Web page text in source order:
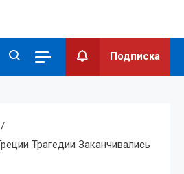
Подписка
Трагедии Заканчивались